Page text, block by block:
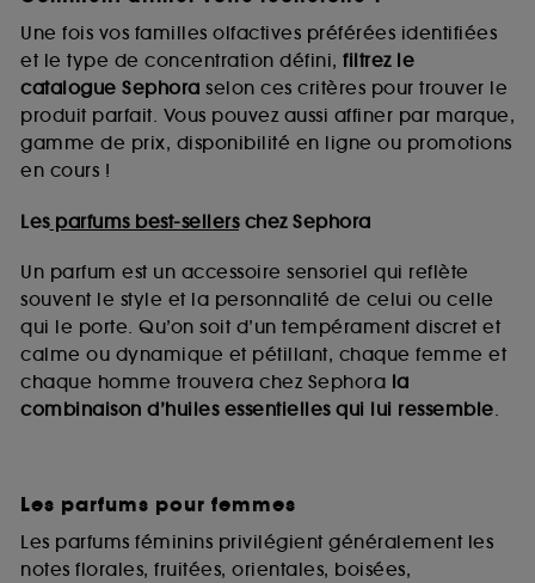
Une fois vos familles olfactives préférées identifiées
et le type de concentration défini, filtrez le
catalogue Sephora selon ces critères pour trouver le
produit parfait. Vous pouvez aussi affiner par marque,
gamme de prix, disponibilité en ligne ou promotions
en cours !
Lesparfums best-sellerschez Sephora
Un parfum est un accessoire sensoriel qui reflète
souvent le style et la personnalité de celui ou celle
qui le porte. Qu’on soit d’un tempérament discret et
calme ou dynamique et pétillant, chaque femme et
chaque homme trouvera chez Sephora la
combinaison d’huiles essentielles qui lui ressemble.
Les parfums pour femmes
Les parfums féminins privilégient généralement les
notes florales, fruitées, orientales, boisées,